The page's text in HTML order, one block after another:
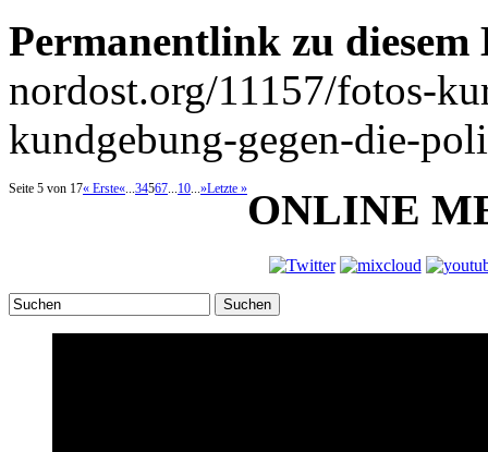
Permanentlink zu
nordost.org/11157/fotos-
kundgebung-gegen-die-
Seite 5 von 17« Erste«...34567...10...»Letzte »ONLINE
Suchen